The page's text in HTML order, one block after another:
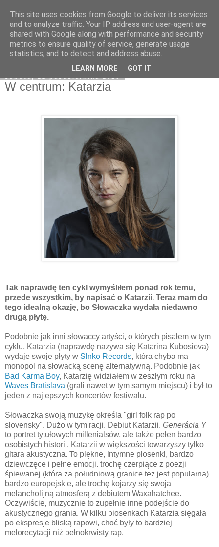
Na obrzeżach
W centrum: Katarzia
Tak naprawdę ten cykl wymyśliłem ponad rok temu,
przede wszystkim, by napisać o Katarzii. Teraz mam do
tego idealną okazję, bo Słowaczka wydała niedawno
drugą płytę.
Podobnie jak inni słowaccy artyści, o których pisałem w tym
cyklu, Katarzia (naprawdę nazywa się Katarina Kubosiova)
wydaje swoje płyty w Slnko Records, która chyba ma
monopol na słowacką scenę alternatywną. Podobnie jak
Bad Karma Boy, Katarzię widziałem w zeszłym roku na
Waves Bratislava (grali nawet w tym samym miejscu) i był to
jeden z najlepszych koncertów festiwalu.
Słowaczka swoją muzykę określa "girl folk rap po
slovensky". Dużo w tym racji. Debiut Katarzii, Generácia Y
to portret tytułowych millenialsów, ale także pełen bardzo
osobistych historii. Katarzii w większości towarzyszy tylko
gitara akustyczna. To piękne, intymne piosenki, bardzo
dziewczęce i pełne emocji. trochę czerpiące z poezji
śpiewanej (która za południową granice też jest popularna),
bardzo europejskie, ale trochę kojarzy się swoja
melancholijną atmosferą z debiutem Waxahatchee.
Oczywiście, muzycznie to zupełnie inne podejście do
akustycznego grania. W kilku piosenkach Katarzia sięgała
po ekspresje bliską rapowi, choć były to bardziej
melorecytacji niż pełnokrwisty rap.
This site uses cookies from Google to deliver its services
and to analyze traffic. Your IP address and user-agent are
shared with Google along with performance and security
metrics to ensure quality of service, generate usage
statistics, and to detect and address abuse.
LEARN MORE GOT IT